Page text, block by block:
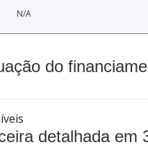
N/A
do
detalhada em